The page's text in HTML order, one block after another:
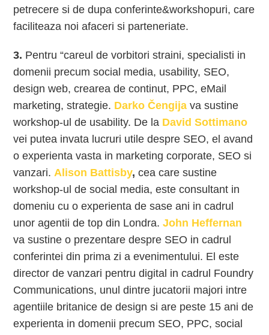
petrecere si de dupa conferinte&workshopuri, care
faciliteaza noi afaceri si parteneriate.
3. Pentru “careul de vorbitori straini, specialisti in
domenii precum social media, usability, SEO,
design web, crearea de continut, PPC, eMail
marketing, strategie. Darko Čengija va sustine
workshop-ul de usability. De la David Sottimano
vei putea invata lucruri utile despre SEO, el avand
o experienta vasta in marketing corporate, SEO si
vanzari.Alison Battisby, cea care sustine
workshop-ul de social media, este consultant in
domeniu cu o experienta de sase ani in cadrul
unor agentii de top din Londra.John Heffernan
va sustine o prezentare despre SEO in cadrul
conferintei din prima zi a evenimentului. El este
director de vanzari pentru digital in cadrul Foundry
Communications, unul dintre jucatorii majori intre
agentiile britanice de design si are peste 15 ani de
experienta in domenii precum SEO, PPC, social